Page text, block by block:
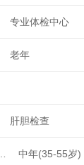
专业体检中心
老年
肝胆检查
中年(35-55岁)